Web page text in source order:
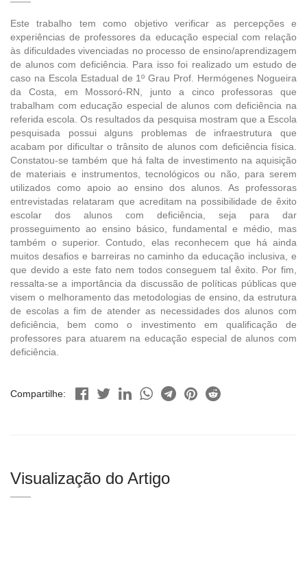
Este trabalho tem como objetivo verificar as percepções e
experiências de professores da educação especial com relação
às dificuldades vivenciadas no processo de ensino/aprendizagem
de alunos com deficiência. Para isso foi realizado um estudo de
caso na Escola Estadual de 1º Grau Prof. Hermógenes Nogueira
da Costa, em Mossoró-RN, junto a cinco professoras que
trabalham com educação especial de alunos com deficiência na
referida escola. Os resultados da pesquisa mostram que a Escola
pesquisada possui alguns problemas de infraestrutura que
acabam por dificultar o trânsito de alunos com deficiência física.
Constatou-se também que há falta de investimento na aquisição
de materiais e instrumentos, tecnológicos ou não, para serem
utilizados como apoio ao ensino dos alunos. As professoras
entrevistadas relataram que acreditam na possibilidade de êxito
escolar dos alunos com deficiência, seja para dar
prosseguimento ao ensino básico, fundamental e médio, mas
também o superior. Contudo, elas reconhecem que há ainda
muitos desafios e barreiras no caminho da educação inclusiva, e
que devido a este fato nem todos conseguem tal êxito. Por fim,
ressalta-se a importância da discussão de políticas públicas que
visem o melhoramento das metodologias de ensino, da estrutura
de escolas a fim de atender as necessidades dos alunos com
deficiência, bem como o investimento em qualificação de
professores para atuarem na educação especial de alunos com
deficiência.
Compartilhe:
Visualização do Artigo